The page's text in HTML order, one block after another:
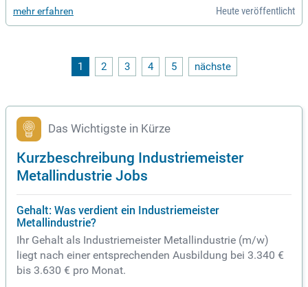
Qualitätssicherung der Blechzuschnitte. Sie führen und entw
ickeln ein Team von Laserbedienern und Abräumern, betreu
nd eine Weiterbildung zum Industriemeister Metall. Fundiert
e Erfahrung im Laserschneiden, idealerweise mit CO2 und S
mehr erfahren Heute veröffentlicht
1 2 3 4 5 nächste
Das Wichtigste in Kürze
Kurzbeschreibung Industriemeister
Metallindustrie Jobs
Gehalt: Was verdient ein Industriemeister
Metallindustrie?
Ihr Gehalt als Industriemeister Metallindustrie (m/w)
liegt nach einer entsprechenden Ausbildung bei 3.340 €
bis 3.630 € pro Monat.